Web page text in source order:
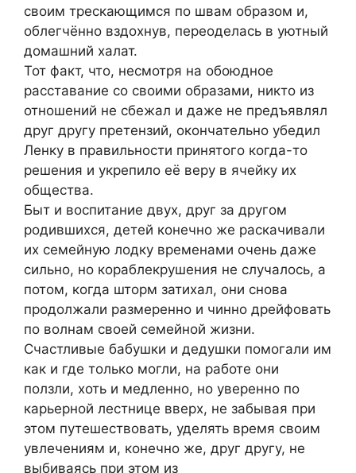
своим трескающимся по швам образом и,
облегчённо вздохнув, переоделась в уютный
домашний халат.
Тот факт, что, несмотря на обоюдное
расставание со своими образами, никто из
отношений не сбежал и даже не предъявлял
друг другу претензий, окончательно убедил
Ленку в правильности принятого когда-то
решения и укрепило её веру в ячейку их
общества.
Быт и воспитание двух, друг за другом
родившихся, детей конечно же раскачивали
их семейную лодку временами очень даже
сильно, но кораблекрушения не случалось, а
потом, когда шторм затихал, они снова
продолжали размеренно и чинно дрейфовать
по волнам своей семейной жизни.
Счастливые бабушки и дедушки помогали им
как и где только могли, на работе они
ползли, хоть и медленно, но уверенно по
карьерной лестнице вверх, не забывая при
этом путешествовать, уделять время своим
увлечениям и, конечно же, друг другу, не
выбиваясь при этом из